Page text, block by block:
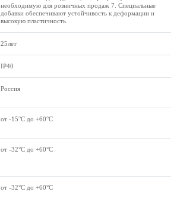
необходимую для розничных продаж 7. Специальные
добавки обеспечивают устойчивость к деформации и
высокую пластичность.
25лет
IP40
Россия
от -15°С до +60°С
от -32°С до +60°С
от -32°С до +60°С